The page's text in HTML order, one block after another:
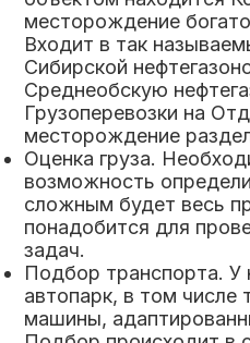
месторождение
Входит в так
Сибирской
Среднеобскую
Грузоперевозки на
месторождение
Оценка груза.
возможность
сложным будет весь
понадобится для
задач.
Подбор транспорта. У
автопарк, в том числе
машины,